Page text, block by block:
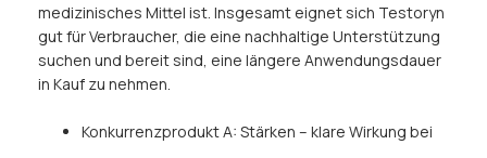
medizinisches Mittel ist. Insgesamt eignet sich Testoryn
gut für Verbraucher, die eine nachhaltige Unterstützung
suchen und bereit sind, eine längere Anwendungsdauer
in Kauf zu nehmen.
Konkurrenzprodukt A: Stärken – klare Wirkung bei